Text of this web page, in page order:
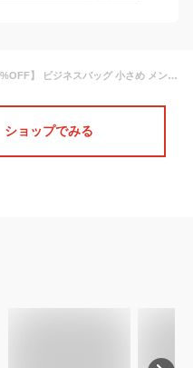
【クーポン利用20%OFF】 ビジネスバッグ 小さめ メンズ ブリーフケース iPad pro air 11インチ 対応 ミニブリーフケース 牛革 バイナルレザー 軽量 薄型 コンパクト B5 収納 丈夫 タブレット カバン 鞄 DomTeporna Italy ブランド おしゃれ ビジネス 通勤 仕事 送料無料
ショップでみる